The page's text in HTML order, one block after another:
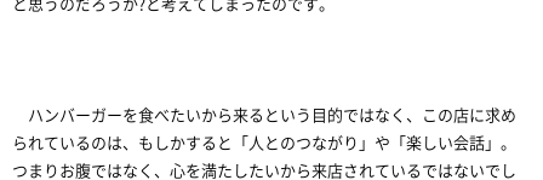
と思うのだろうか?と考えてしまったのです。
ハンバーガーを食べたいから来るという目的ではなく、この店に求め
られているのは、もしかすると「人とのつながり」や「楽しい会話」。
つまりお腹ではなく、心を満たしたいから来店されているではないでし